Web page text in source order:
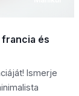
és
Ismerje